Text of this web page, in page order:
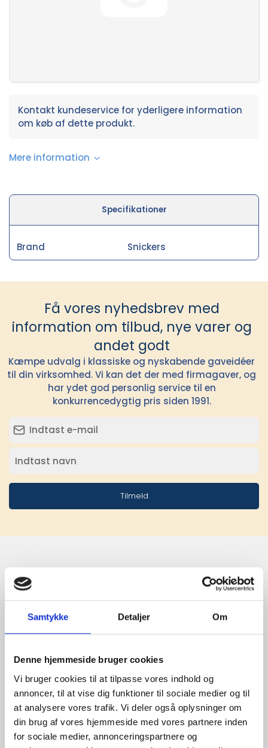
Samtykke Detaljer Om
Denne hjemmeside bruger cookies
Vi bruger cookies til at tilpasse vores indhold og
annoncer, til at vise dig funktioner til sociale medier og til
at analysere vores trafik. Vi deler også oplysninger om
din brug af vores hjemmeside med vores partnere inden
for sociale medier, annonceringspartnere og
Kontakt kundeservice for yderligere information
om køb af dette produkt.
Mere information
Specifikationer
Brand Snickers
Få vores nyhedsbrev med
information om tilbud, nye varer og
andet godt
Kæmpe udvalg i klassiske og nyskabende gaveidéer
til din virksomhed. Vi kan det der med firmagaver, og
har ydet god personlig service til en
konkurrencedygtig pris siden 1991.
Tilmeld
leverandører
giver større
udvalg
For at sikre høj kvalitet og stor
leveringssikkerhed samarbejder vi
med de største og mest
anerkendte leverandører inden for